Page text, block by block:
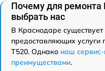
Почему для ремонта
выбрать нас
В Краснодаре
предоставляющих услуги
T520. Однако наш
преимуществами.